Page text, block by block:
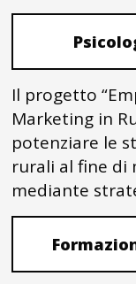
Il progetto
Marketing in
potenziare le
rurali al fine di
mediante